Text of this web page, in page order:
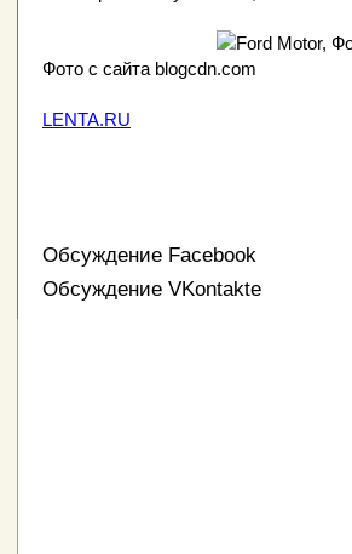
Фото с сайта blogcdn.com
LENTA.RU
Обсуждение Facebook
Обсуждение VKontakte